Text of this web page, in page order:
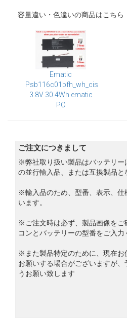
容量違い・色違いの商品はこちら
Ematic
Psb116c01bfh_wh_cis
3.8V 30.4Wh ematic
PC
ご注文につきまして
※弊社取り扱い製品はバッテリー
の並行輸入品、または互換製品と
※輸入品のため、型番、表示、仕
います。
※ご注文時は必ず、製品画像をご
コンとバッテリーの型番をご入力
※また製品特定のために、現在お
お願いする場合がございますが
うお願い致します